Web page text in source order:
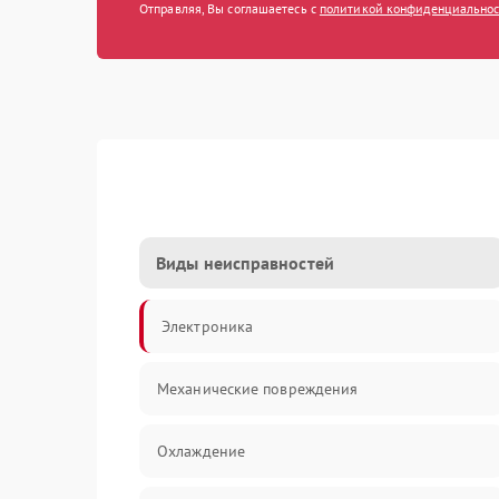
Отправляя, Вы соглашаетесь с политикой
Виды неисправностей
Электроника
Механические повреждения
Охлаждение